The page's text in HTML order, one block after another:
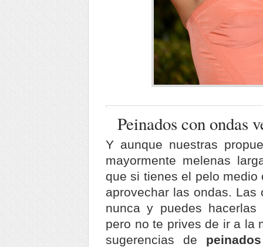
Peinados con ondas
Y aunque nuestras
mayormente melenas
que si tienes el pelo
aprovechar las ondas.
nunca y puedes
pero no te prives de ir a la
sugerencias de